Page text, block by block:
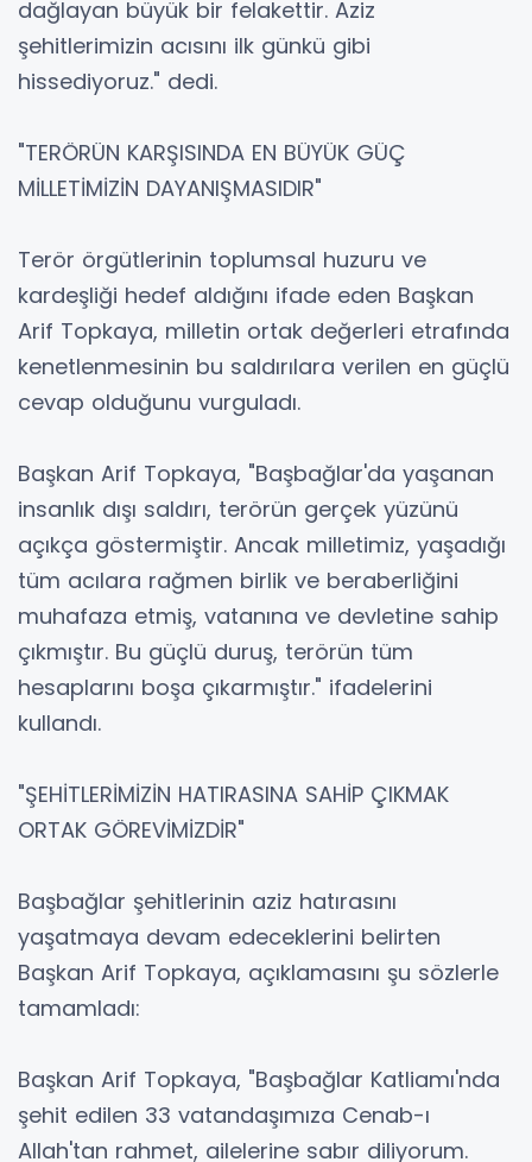
dağlayan büyük bir felakettir. Aziz
şehitlerimizin acısını ilk günkü gibi
hissediyoruz." dedi.
"TERÖRÜN KARŞISINDA EN BÜYÜK GÜÇ
MİLLETİMİZİN DAYANIŞMASIDIR"
Terör örgütlerinin toplumsal huzuru ve
kardeşliği hedef aldığını ifade eden Başkan
Arif Topkaya, milletin ortak değerleri etrafında
kenetlenmesinin bu saldırılara verilen en güçlü
cevap olduğunu vurguladı.
Başkan Arif Topkaya, "Başbağlar'da yaşanan
insanlık dışı saldırı, terörün gerçek yüzünü
açıkça göstermiştir. Ancak milletimiz, yaşadığı
tüm acılara rağmen birlik ve beraberliğini
muhafaza etmiş, vatanına ve devletine sahip
çıkmıştır. Bu güçlü duruş, terörün tüm
hesaplarını boşa çıkarmıştır." ifadelerini
kullandı.
"ŞEHİTLERİMİZİN HATIRASINA SAHİP ÇIKMAK
ORTAK GÖREVİMİZDİR"
Başbağlar şehitlerinin aziz hatırasını
yaşatmaya devam edeceklerini belirten
Başkan Arif Topkaya, açıklamasını şu sözlerle
tamamladı:
Başkan Arif Topkaya, "Başbağlar Katliamı'nda
şehit edilen 33 vatandaşımıza Cenab-ı
Allah'tan rahmet, ailelerine sabır diliyorum.